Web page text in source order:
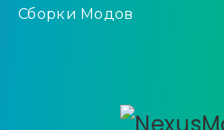
Сборки Модов